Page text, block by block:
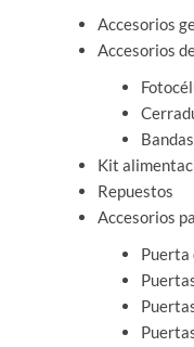
Accesorios
Accesorios
Kit
Repuestos
Accesorios
Puerta